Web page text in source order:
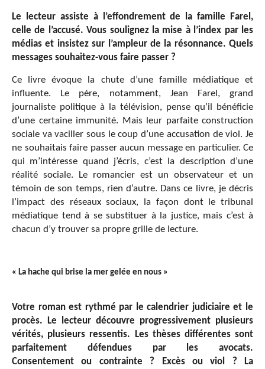
Le lecteur assiste à l’effondrement de la famille Farel,
celle de l’accusé. Vous soulignez la mise à l’index par les
médias et insistez sur l’ampleur de la résonnance. Quels
messages souhaitez-vous faire passer ?
Ce livre évoque la chute d’une famille médiatique et
influente. Le père, notamment, Jean Farel, grand
journaliste politique à la télévision, pense qu’il bénéficie
d’une certaine immunité. Mais leur parfaite construction
sociale va vaciller sous le coup d’une accusation de viol. Je
ne souhaitais faire passer aucun message en particulier. Ce
qui m’intéresse quand j’écris, c’est la description d’une
réalité sociale. Le romancier est un observateur et un
témoin de son temps, rien d’autre. Dans ce livre, je décris
l’impact des réseaux sociaux, la façon dont le tribunal
médiatique tend à se substituer à la justice, mais c’est à
chacun d’y trouver sa propre grille de lecture.
« La hache qui brise la mer gelée en nous »
Votre roman est rythmé par le calendrier judiciaire et le
procès. Le lecteur découvre progressivement plusieurs
vérités, plusieurs ressentis. Les thèses différentes sont
parfaitement défendues par les avocats.
Consentement ou contrainte ? Excès ou viol ? La